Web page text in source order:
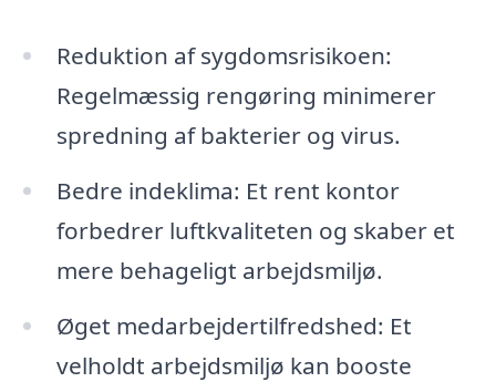
Reduktion af sygdomsrisikoen:
Regelmæssig rengøring minimerer
spredning af bakterier og virus.
Bedre indeklima: Et rent kontor
forbedrer luftkvaliteten og skaber et
mere behageligt arbejdsmiljø.
Øget medarbejdertilfredshed: Et
velholdt arbejdsmiljø kan booste